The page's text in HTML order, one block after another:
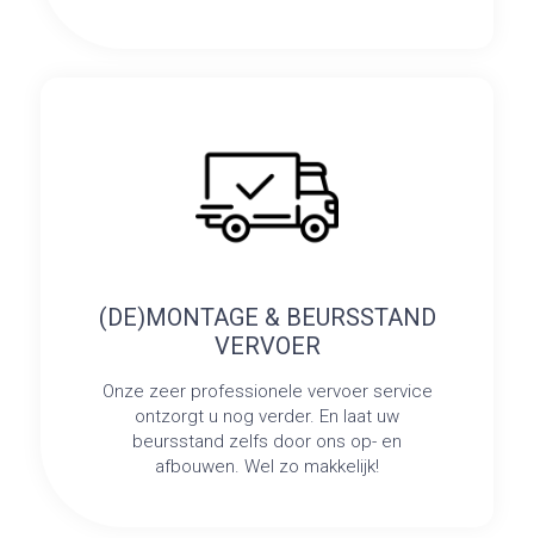
(DE)MONTAGE & BEURSSTAND
VERVOER
Onze zeer professionele vervoer service
ontzorgt u nog verder. En laat uw
beursstand zelfs door ons op- en
afbouwen. Wel zo makkelijk!